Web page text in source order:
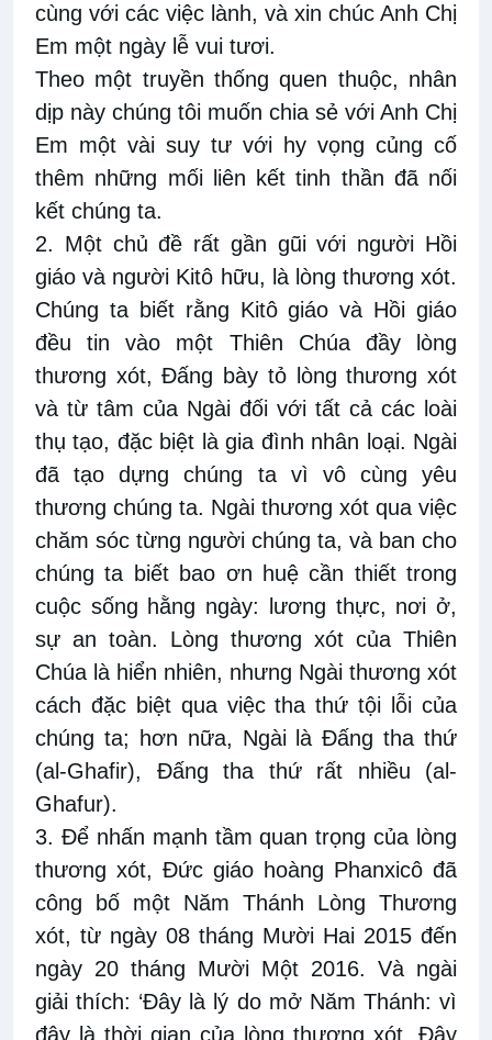
cùng với các việc lành, và xin chúc Anh Chị
Em một ngày lễ vui tươi.
Theo một truyền thống quen thuộc, nhân
dịp này chúng tôi muốn chia sẻ với Anh Chị
Em một vài suy tư với hy vọng củng cố
thêm những mối liên kết tinh thần đã nối
kết chúng ta.
2. Một chủ đề rất gần gũi với người Hồi
giáo và người Kitô hữu, là lòng thương xót.
Chúng ta biết rằng Kitô giáo và Hồi giáo
đều tin vào một Thiên Chúa đầy lòng
thương xót, Đấng bày tỏ lòng thương xót
và từ tâm của Ngài đối với tất cả các loài
thụ tạo, đặc biệt là gia đình nhân loại. Ngài
đã tạo dựng chúng ta vì vô cùng yêu
thương chúng ta. Ngài thương xót qua việc
chăm sóc từng người chúng ta, và ban cho
chúng ta biết bao ơn huệ cần thiết trong
cuộc sống hằng ngày: lương thực, nơi ở,
sự an toàn. Lòng thương xót của Thiên
Chúa là hiển nhiên, nhưng Ngài thương xót
cách đặc biệt qua việc tha thứ tội lỗi của
chúng ta; hơn nữa, Ngài là Đấng tha thứ
(al-Ghafir), Đấng tha thứ rất nhiều (al-
Ghafur).
3. Để nhấn mạnh tầm quan trọng của lòng
thương xót, Đức giáo hoàng Phanxicô đã
công bố một Năm Thánh Lòng Thương
xót, từ ngày 08 tháng Mười Hai 2015 đến
ngày 20 tháng Mười Một 2016. Và ngài
giải thích: ‘Đây là lý do mở Năm Thánh: vì
đây là thời gian của lòng thương xót. Đây